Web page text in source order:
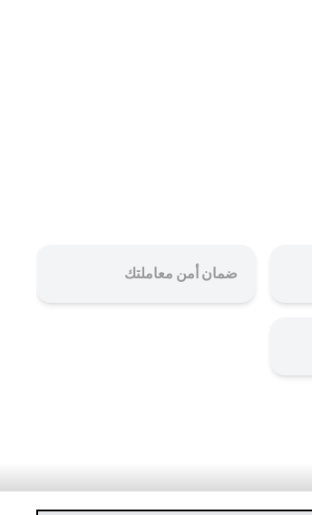
ضمان أمن معاملتك